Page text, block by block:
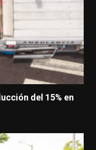
del 15% en